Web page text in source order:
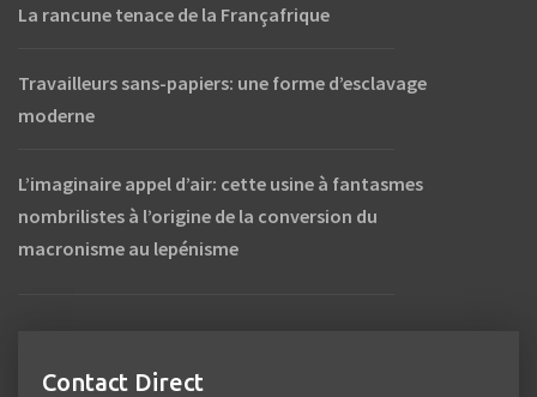
La rancune tenace de la Françafrique
Travailleurs sans-papiers: une forme d’esclavage
moderne
L’imaginaire appel d’air: cette usine à fantasmes
nombrilistes à l’origine de la conversion du
macronisme au lepénisme
Contact Direct